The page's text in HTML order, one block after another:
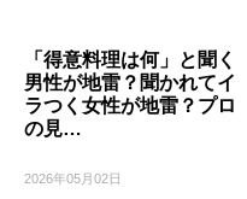
「得意料理は何」と聞く
男性が地雷？聞かれてイ
ラつく女性が地雷？プロ
の見…
2026年05月02日